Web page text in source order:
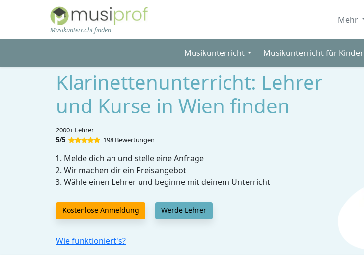
Skip to main content
Musikunterricht finden
Mehr
Musikunterricht Musikunterricht für Kinder
Klarinettenunterricht: Lehrer
und Kurse in Wien finden
2000+ Lehrer
5/5
198 Bewertungen
Melde dich an und stelle eine Anfrage
Wir machen dir ein Preisangebot
Wähle einen Lehrer und beginne mit deinem Unterricht
Kostenlose Anmeldung Werde Lehrer
Wie funktioniert's?